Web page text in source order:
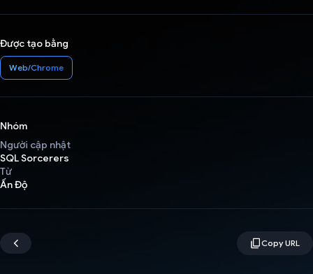
Được tạo bằng
Web/Chrome
Nhóm
Người cập nhật
SQL Sorcerers
Từ
Ấn Độ